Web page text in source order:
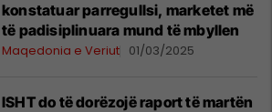
konstatuar parregullsi, marketet më
të padisiplinuara mund të mbyllen
Maqedonia e Veriut 01/03/2025
ISHT do të dorëzojë raport të martën